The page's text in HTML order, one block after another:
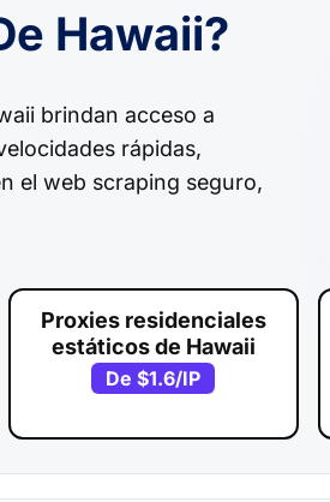
Hawaii?
brindan acceso a
rápidas,
el web scraping seguro,
Proxies residenciales
estáticos de Hawaii
De$1.6/IP